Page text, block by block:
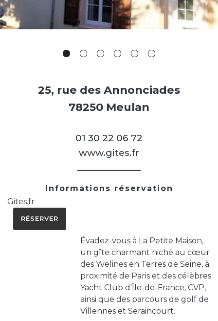
25, rue des Annonciades
78250 Meulan
01 30 22 06 72
www.gites.fr
Informations réservation
Gites.fr
RÉSERVER
Évadez-vous à La Petite Maison,
un gîte charmant niché au cœur
des Yvelines en Terres de Seine, à
proximité de Paris et des célèbres
Yacht Club d'Île-de-France, CVP,
ainsi que des parcours de golf de
Villennes et Seraincourt.